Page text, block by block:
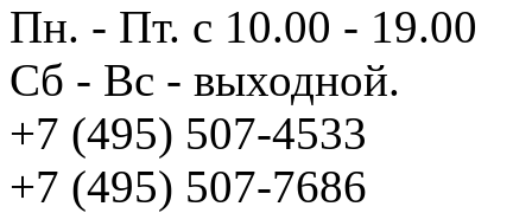
Пн. - Пт. с 10.00 - 19.00
Сб - Вс - выходной.
+7 (495) 507-4533
+7 (495) 507-7686